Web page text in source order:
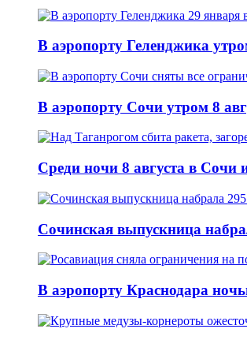
В аэропорту Геленджика
В аэропорту Сочи утром 8
Среди ночи 8 августа в Сочи
Сочинская выпускница
В аэропорту Краснодара